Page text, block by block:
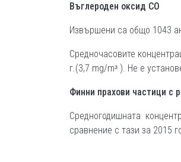
Въглероден оксид CO
Извършени са общо 1043
Средночасовите
г.(3,7 mg/mᶟ ). Не е
Финни прахови частици с
Средногодишната
сравнение с тази за 2015